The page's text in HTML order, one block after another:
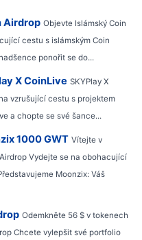
Airdrop Objevte Islámský Coin
cestu s islámským Coin
ponořit se do...
X CoinLive SKYPlay X
vzrušující cestu s projektem
a chopte se své šance...
1000 GWT Vítejte v
Vydejte se na obohacující
Moonzix: Váš
Odemkněte 56 $ v tokenech
Chcete vylepšit své portfolio